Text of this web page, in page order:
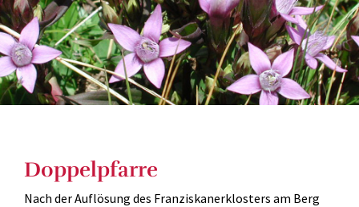
Doppelpfarre
Nach der Auflösung des Franziskanerklosters am Berg